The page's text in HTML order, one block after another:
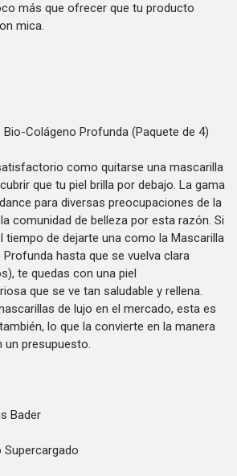
más que ofrecer que tu producto
mica.
Colágeno Profunda (Paquete de 4)
como quitarse una mascarilla
que tu piel brilla por debajo. La gama
para diversas preocupaciones de la
comunidad de belleza por esta razón. Si
tiempo de dejarte una como la Mascarilla
Profunda hasta que se vuelva clara
te quedas con una piel
que se ve tan saludable y rellena.
de lujo en el mercado, esta es
lo que la convierte en la manera
un presupuesto.
Bader